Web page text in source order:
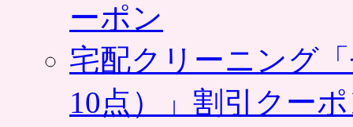
ーポン
宅配クリーニング
10点）」割引クー